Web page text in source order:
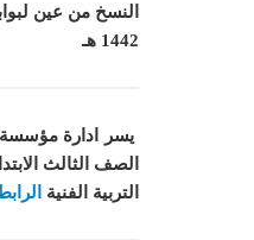
النسخ من عين
1442 هـ
يسر ادارة مؤسسة
الصف الثالث
التربية الفنية